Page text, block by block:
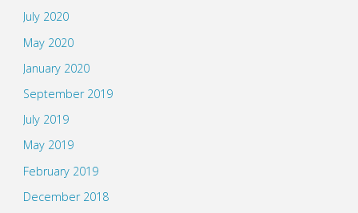
July 2020
May 2020
January 2020
September 2019
July 2019
May 2019
February 2019
December 2018